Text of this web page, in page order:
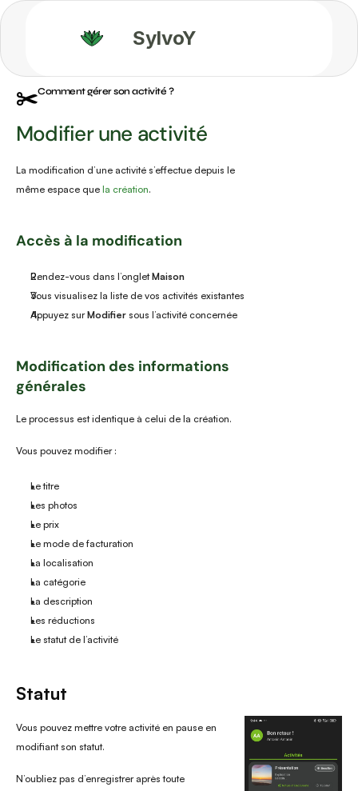
SylvoY
✂️Comment gérer son activité ?
Modifier une activité
La modification d’une activité s’effectue depuis le
même espace que la création.
Accès à la modification
Rendez-vous dans l’onglet Maison
Vous visualisez la liste de vos activités existantes
Appuyez sur Modifier sous l’activité concernée
Modification des informations
générales
Le processus est identique à celui de la création.
Vous pouvez modifier :
Le titre
Les photos
Le prix
Le mode de facturation
La localisation
La catégorie
La description
Les réductions
Le statut de l’activité
Statut
Vous pouvez mettre votre activité en pause en
modifiant son statut.
N’oubliez pas d’enregistrer après toute